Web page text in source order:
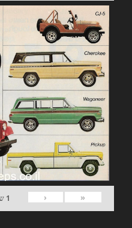
«
‹
1